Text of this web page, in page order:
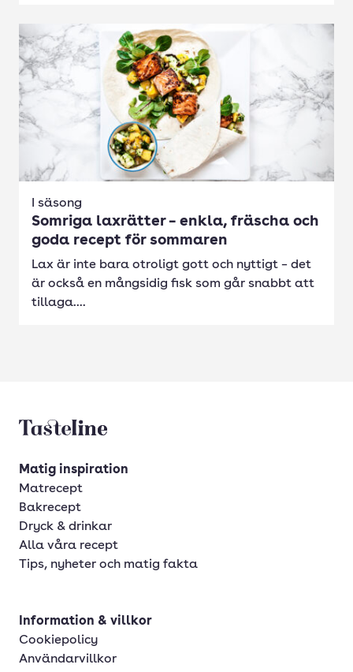
I säsong
Somriga laxrätter – enkla, fräscha och
goda recept för sommaren
Lax är inte bara otroligt gott och nyttigt – det
är också en mångsidig fisk som går snabbt att
tillaga....
Tasteline startsida
Matig inspiration
Matrecept
Bakrecept
Dryck & drinkar
Alla våra recept
Tips, nyheter och matig fakta
Information & villkor
Cookiepolicy
Användarvillkor